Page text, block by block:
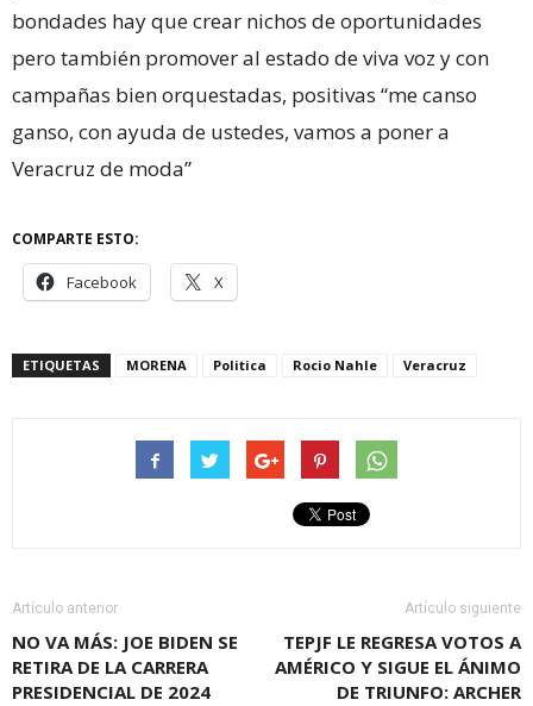
bondades hay que crear nichos de oportunidades
pero también promover al estado de viva voz y con
campañas bien orquestadas, positivas “me canso
ganso, con ayuda de ustedes, vamos a poner a
Veracruz de moda”
COMPARTE ESTO:
Facebook X
ETIQUETAS MORENA Politica Rocio Nahle Veracruz
Artículo anterior
NO VA MÁS: JOE BIDEN SE
RETIRA DE LA CARRERA
PRESIDENCIAL DE 2024
Artículo siguiente
TEPJF LE REGRESA VOTOS A
AMÉRICO Y SIGUE EL ÁNIMO
DE TRIUNFO: ARCHER